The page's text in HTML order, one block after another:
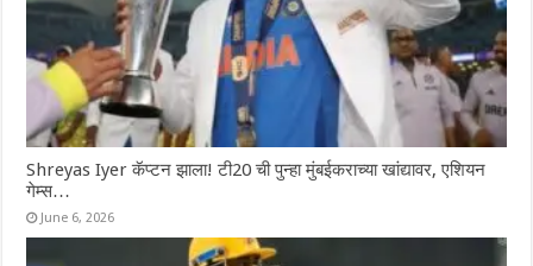
Shreyas Iyer कॅप्टन झाला! टी20 ची पुन्हा मुंबईकराच्या खांद्यावर, एशियन
गेम्स…
June 6, 2026